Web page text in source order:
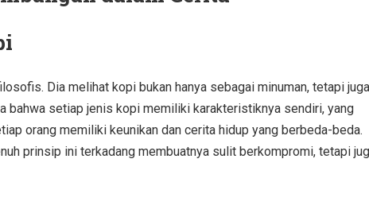
Dia melihat kopi bukan hanya sebagai minuman, tetapi juga
bahwa setiap jenis kopi memiliki karakteristiknya sendiri, yang
orang memiliki keunikan dan cerita hidup yang berbeda-beda.
prinsip ini terkadang membuatnya sulit berkompromi, tetapi